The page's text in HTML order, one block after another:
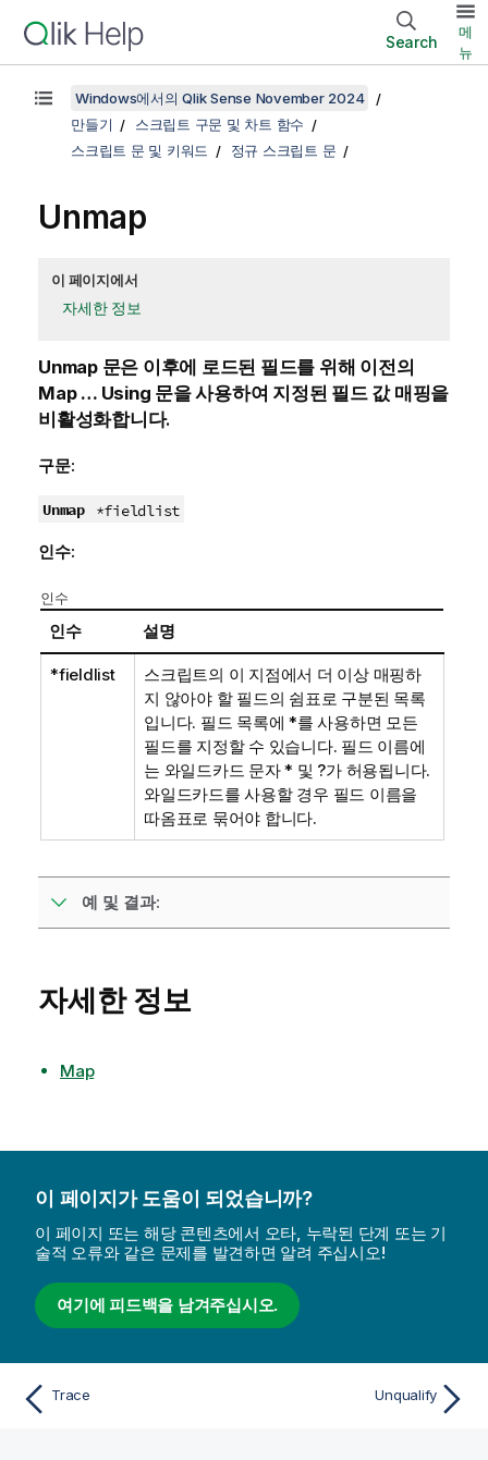
Search
메
뉴
Windows에서의 Qlik Sense November 2024
만들기
스크립트 구문 및 차트 함수
스크립트 문 및 키워드
정규 스크립트 문
Unmap
이 페이지에서
자세한 정보
Unmap문은 이후에 로드된 필드를 위해 이전의
Map … Using 문을 사용하여 지정된 필드 값 매핑을
비활성화합니다.
구문:
Unmap *fieldlist
인수:
인수
인수 설명
*fieldlist
스크립트의 이 지점에서 더 이상 매핑하
지 않아야 할 필드의 쉼표로 구분된 목록
입니다. 필드 목록에 *를 사용하면 모든
필드를 지정할 수 있습니다. 필드 이름에
는 와일드카드 문자* 및 ?가 허용됩니다.
와일드카드를 사용할 경우 필드 이름을
따옴표로 묶어야 합니다.
예 및 결과:
자세한 정보
Map
이 페이지가 도움이 되었습니까?
이 페이지 또는 해당 콘텐츠에서 오타, 누락된 단계 또는 기
술적 오류와 같은 문제를 발견하면 알려 주십시오!
여기에 피드백을 남겨주십시오.
Trace Unqualify